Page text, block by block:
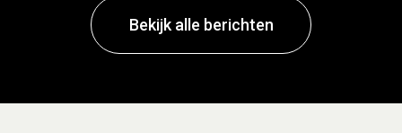
Bekijk alle berichten